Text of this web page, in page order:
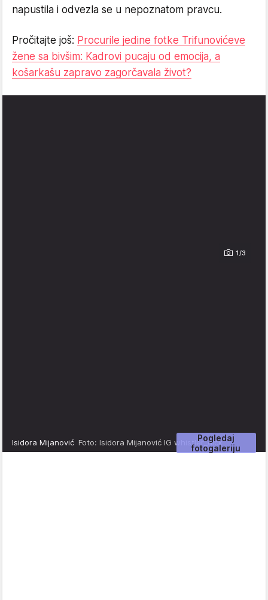
napustila i odvezla se u nepoznatom pravcu.
Pročitajte još: Procurile jedine fotke Trifunovićeve
žene sa bivšim: Kadrovi pucaju od emocija, a
košarkašu zapravo zagorčavala život?
1/3
Pogledaj
fotogaleriju
Isidora Mijanović Foto: Isidora Mijanović IG whistler_dick